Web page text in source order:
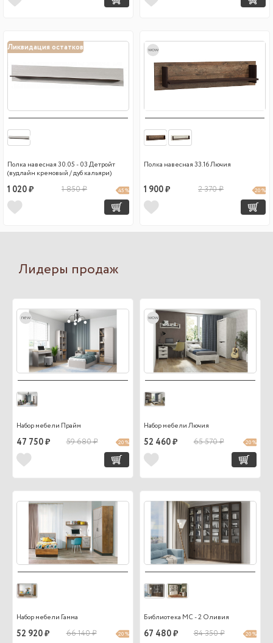
Ликвидация остатков
Полка навесная 30.05 - 03 Детройт
(вудлайн кремовый / дуб кальяри)
1 020 ₽ 1 850 ₽ 45 %
wow
Полка навесная 33.16 Лючия
1 900 ₽ 2 370 ₽ 20 %
Лидеры продаж
new
Набор мебели Прайм
47 750 ₽ 59 680 ₽ 20 %
wow
Набор мебели Лючия
52 460 ₽ 65 570 ₽ 20 %
Набор мебели Гамма
52 920 ₽ 66 140 ₽ 20 %
Библиотека МС - 2 Оливия
67 480 ₽ 84 350 ₽ 20 %